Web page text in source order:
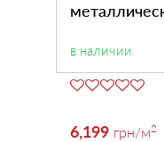
в наличии
6,199 грн/м2